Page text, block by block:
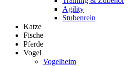
Agility
Stubenrein
Katze
Fische
Pferde
Vogel
Vogelheim